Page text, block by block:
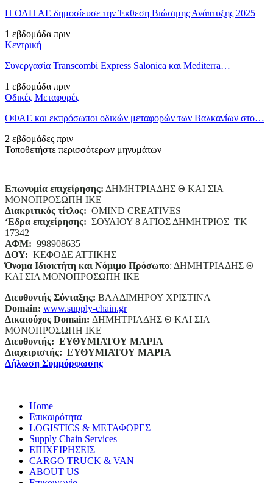
Η ΟΛΠ ΑΕ δημοσίευσε την Έκθεση Βιώσιμης Ανάπτυξης 2025
1 εβδομάδα πριν
Κεντρική
Συνεργασία Transcombi Express Salonica και Mediterra…
1 εβδομάδα πριν
Οδικές Μεταφορές
ΟΦΑΕ και εκπρόσωποι οδικών μεταφορών των Βαλκανίων στο…
2 εβδομάδες πριν
Τοποθετήστε περισσότερων μηνυμάτων
Επωνυμία επιχείρησης: ΔΗΜΗΤΡΙΑΔΗΣ Θ ΚΑΙ ΣΙΑ
ΜΟΝΟΠΡΟΣΩΠΗ ΙΚΕ
Διακριτικός τίτλος: ΟΜΙΝD CREATIVES
‘Eδρα επιχείρησης: ΣΟΥΛΙΟΥ 8 ΑΓΙΟΣ ΔΗΜΗΤΡΙΟΣ ΤΚ
17342
ΑΦΜ: 998908635
ΔΟΥ: ΚΕΦΟΔΕ ΑΤΤΙΚΗΣ
Όνομα Ιδιοκτήτη και Νόμιμο Πρόσωπο: ΔΗΜΗΤΡΙΑΔΗΣ Θ
ΚΑΙ ΣΙΑ ΜΟΝΟΠΡΟΣΩΠΗ ΙΚΕ
Διευθυντής Σύνταξης: ΒΛΑΔΙΜΗΡΟΥ ΧΡΙΣΤΙΝΑ
Domain: www.supply-chain.gr
Δικαιούχος Domain: ΔΗΜΗΤΡΙΑΔΗΣ Θ ΚΑΙ ΣΙΑ
ΜΟΝΟΠΡΟΣΩΠΗ ΙΚΕ
Διευθυντής: ΕΥΘΥΜΙΑΤΟΥ ΜΑΡΙΑ
Διαχειριστής: ΕΥΘΥΜΙΑΤΟΥ ΜΑΡΙΑ
Δήλωση Συμμόρφωσης
Home
Επικαιρότητα
LOGISTICS & ΜΕΤΑΦΟΡΕΣ
Supply Chain Services
ΕΠΙΧΕΙΡΗΣΕΙΣ
CARGO TRUCK & VAN
ABOUT US